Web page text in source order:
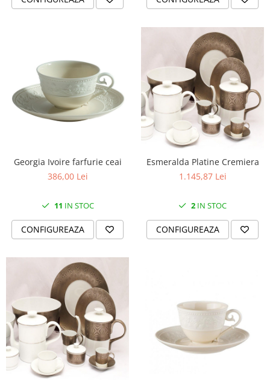
Georgia Ivoire farfurie ceai
386,00 Lei
11 IN STOC
CONFIGUREAZA
Esmeralda Platine Cremiera
1.145,87 Lei
2 IN STOC
CONFIGUREAZA